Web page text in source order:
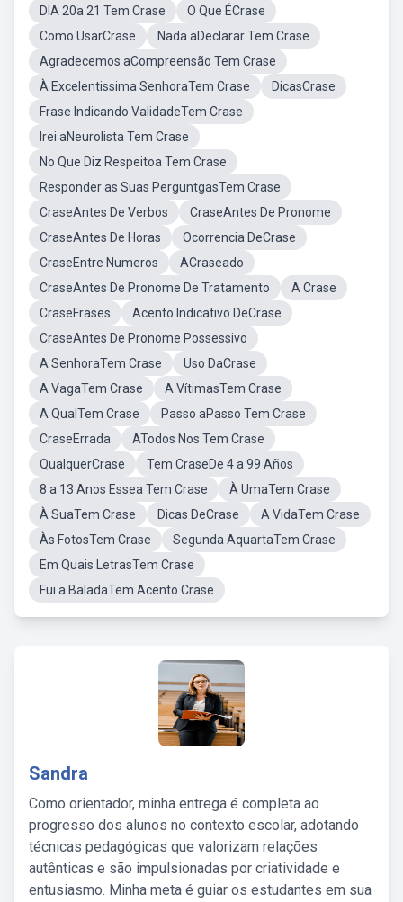
DIA 20a 21 Tem Crase
O Que ÉCrase
Como UsarCrase
Nada aDeclarar Tem Crase
Agradecemos aCompreensão Tem Crase
À Excelentissima SenhoraTem Crase
DicasCrase
Frase Indicando ValidadeTem Crase
Irei aNeurolista Tem Crase
No Que Diz Respeitoa Tem Crase
Responder as Suas PerguntgasTem Crase
CraseAntes De Verbos
CraseAntes De Pronome
CraseAntes De Horas
Ocorrencia DeCrase
CraseEntre Numeros
ACraseado
CraseAntes De Pronome De Tratamento
A Crase
CraseFrases
Acento Indicativo DeCrase
CraseAntes De Pronome Possessivo
A SenhoraTem Crase
Uso DaCrase
A VagaTem Crase
A VítimasTem Crase
A QualTem Crase
Passo aPasso Tem Crase
CraseErrada
ATodos Nos Tem Crase
QualquerCrase
Tem CraseDe 4 a 99 Años
8 a 13 Anos Essea Tem Crase
À UmaTem Crase
À SuaTem Crase
Dicas DeCrase
A VidaTem Crase
Às FotosTem Crase
Segunda AquartaTem Crase
Em Quais LetrasTem Crase
Fui a BaladaTem Acento Crase
Sandra
Como orientador, minha entrega é completa ao
progresso dos alunos no contexto escolar, adotando
técnicas pedagógicas que valorizam relações
autênticas e são impulsionadas por criatividade e
entusiasmo. Minha meta é guiar os estudantes em sua